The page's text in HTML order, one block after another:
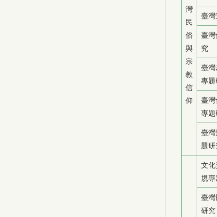
灣
民
俗
與
宗
教
信
仰
臺
臺
究
臺
專
臺
專
臺
題
文
規
臺
研究